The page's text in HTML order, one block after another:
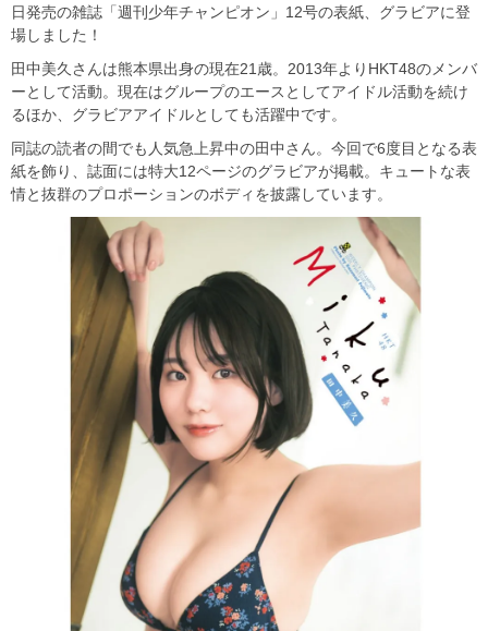
日発売の雑誌「週刊少年チャンピオン」12号の表紙、グラビアに登
場しました！
田中美久さんは熊本県出身の現在21歳。2013年よりHKT48のメンバ
ーとして活動。現在はグループのエースとしてアイドル活動を続け
るほか、グラビアアイドルとしても活躍中です。
同誌の読者の間でも人気急上昇中の田中さん。今回で6度目となる表
紙を飾り、誌面には特大12ページのグラビアが掲載。キュートな表
情と抜群のプロポーションのボディを披露しています。